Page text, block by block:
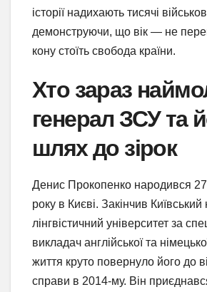
історії надихають тисячі
демонструючи, що вік — не
кону стоїть свобода країни.
Хто зараз
генерал ЗСУ та
шлях до зірок
Денис Прокопенко народився
року в Києві. Закінчив
лінгвістичний університет за
викладач англійської та
життя круто повернуло його до
справи в 2014-му. Він